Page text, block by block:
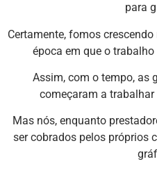
para
Certamente, fomos
época em que o
Assim, com o tempo, as
começaram a
Mas nós, enquanto
ser cobrados pelos próprios